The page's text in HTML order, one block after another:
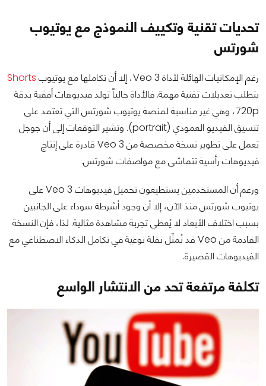
تحديات تقنية وتكييف النموذج مع يوتيوب
شورتس
رغم الإمكانيات الهائلة لأداة Veo 3، إلا أن تكاملها مع يوتيوب
Shorts
يتطلب تعديلات تقنية مهمة. فالأداة حالياً تولد فيديوهات أفقية بدقة
720p، وهي غير مناسبة لمنصة يوتيوب شورتس التي تعتمد على
تنسيق الفيديو العمودي (portrait). وتشير التوقعات إلى أن جوجل
تعمل على تطوير نسخة مخصصة من Veo 3 قادرة على إنتاج
فيديوهات رأسية تتماشى مع مواصفات شورتس.
ورغم أن المستخدمين يستطيعون تحميل فيديوهات Veo 3 على
يوتيوب شورتس منذ الآن، إلا أن وجود أشرطة سوداء على الجانبين
بسبب اختلاف الأبعاد لا يُعطي تجربة مشاهدة مثالية. لذا، فإن النسخة
القادمة من Veo قد تُمثّل نقلة نوعية في تكامل الذكاء الاصطناعي مع
الفيديوهات القصيرة.
تكلفة مرتفعة تحد من الانتشار الواسع